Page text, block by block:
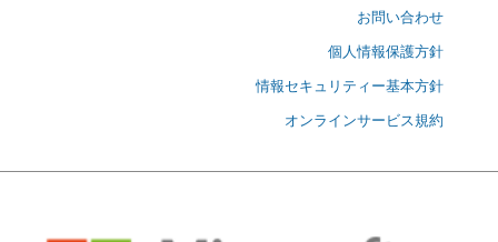
お問い合わせ
個人情報保護方針
情報セキュリティー基本方針
オンラインサービス規約